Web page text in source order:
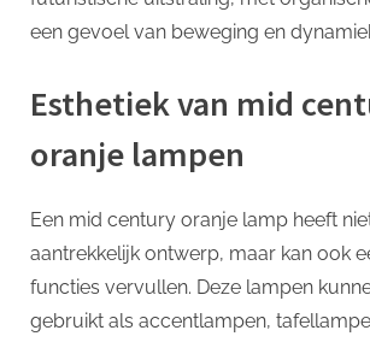
een gevoel van beweging en
Esthetiek van mid
oranje lampen
Een mid century oranje lamp heeft
aantrekkelijk ontwerp, maar kan ook
functies vervullen. Deze lampen
gebruikt als accentlampen,